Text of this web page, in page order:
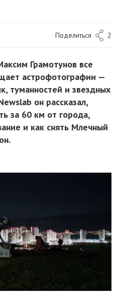
Поделиться 2
Грамотунов все
астрофотографии —
туманностей и звездных
он рассказал,
за 60 км от города,
и как снять Млечный